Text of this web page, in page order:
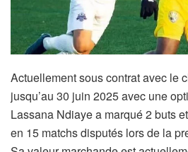
Actuellement sous contrat avec le
jusqu’au 30 juin 2025 avec une
Lassana Ndiaye a marqué 2 buts
en 15 matchs disputés lors de la